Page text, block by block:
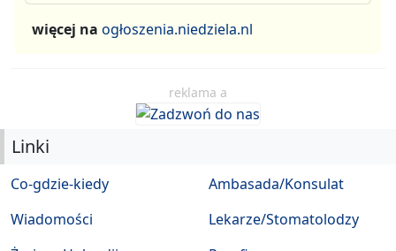
więcej na ogłoszenia.niedziela.nl
reklama a
Linki
Co-gdzie-kiedy
Wiadomości
Ambasada/Konsulat
Lekarze/Stomatolodzy